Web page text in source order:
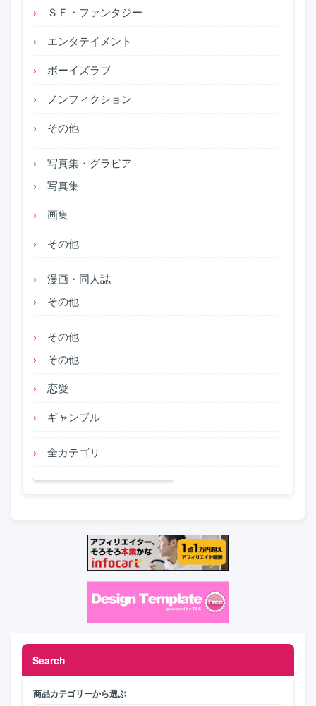
ＳＦ・ファンタジー
エンタテイメント
ボーイズラブ
ノンフィクション
その他
写真集・グラビア
写真集
画集
その他
漫画・同人誌
その他
その他
その他
恋愛
ギャンブル
全カテゴリ
Search
商品カテゴリーから選ぶ